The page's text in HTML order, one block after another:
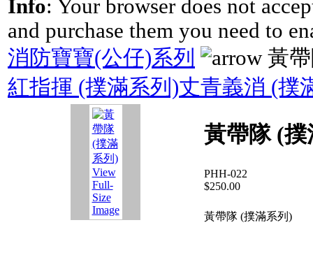
Info: Your browser does not
and purchase them you need to
消防寶寶(公仔)系列
黃帶
紅指揮 (撲滿系列)丈青義消 (撲
View
Full-
Size
Image
黃帶隊 (
PHH-022
$250.00
黃帶隊 (撲滿系列)